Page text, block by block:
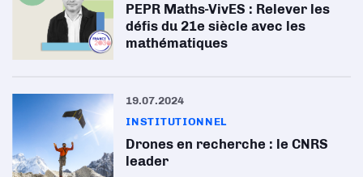
PEPR Maths-VivES : Relever les
défis du 21e siècle avec les
mathématiques
19.07.2024
INSTITUTIONNEL
Drones en recherche : le CNRS
leader